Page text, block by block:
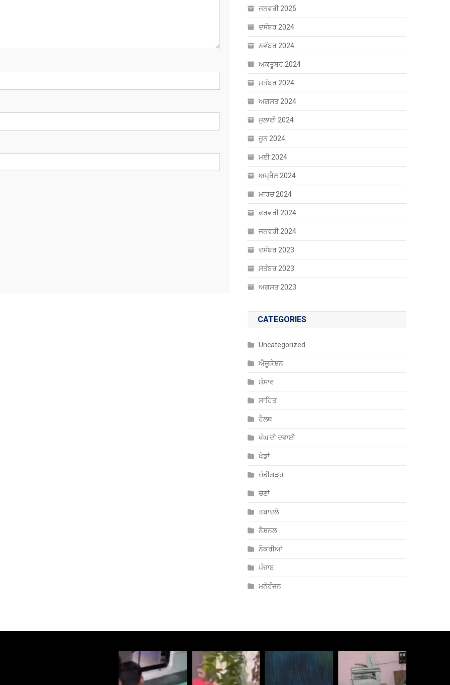
ਜਨਵਰੀ 2025
ਦਸੰਬਰ 2024
ਨਵੰਬਰ 2024
ਅਕਤੂਬਰ 2024
ਸਤੰਬਰ 2024
ਅਗਸਤ 2024
ਜੁਲਾਈ 2024
ਜੂਨ 2024
ਮਈ 2024
ਅਪ੍ਰੈਲ 2024
ਮਾਰਚ 2024
ਫਰਵਰੀ 2024
ਜਨਵਰੀ 2024
ਦਸੰਬਰ 2023
ਸਤੰਬਰ 2023
ਅਗਸਤ 2023
CATEGORIES
Uncategorized
ਐਜੂਕੇਸ਼ਨ
ਸੰਸਾਰ
ਸਾਹਿਤ
ਹੈਲਥ
ਖੰਘ ਦੀ ਦਵਾਈ
ਖੇਡਾਂ
ਚੰਡੀਗੜ੍ਹ
ਚੋਣਾਂ
ਤਬਾਦਲੇ
ਨੈਸ਼ਨਲ
ਨੌਕਰੀਆਂ
ਪੰਜਾਬ
ਮਨੋਰੰਜਨ